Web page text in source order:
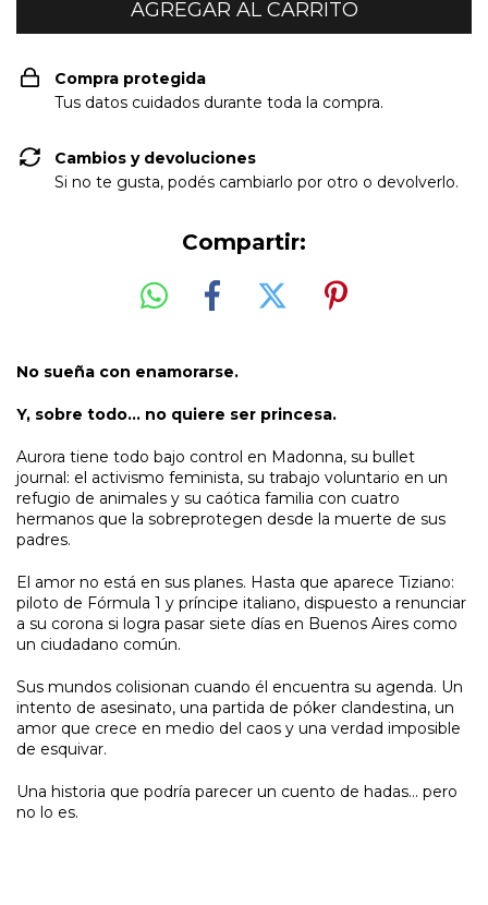
Compra protegida
Tus datos cuidados durante toda la compra.
Cambios y devoluciones
Si no te gusta, podés cambiarlo por otro o devolverlo.
Compartir:
No sueña con enamorarse.
Y, sobre todo… no quiere ser princesa.
Aurora tiene todo bajo control en Madonna, su bullet
journal: el activismo feminista, su trabajo voluntario en un
refugio de animales y su caótica familia con cuatro
hermanos que la sobreprotegen desde la muerte de sus
padres.
El amor no está en sus planes. Hasta que aparece Tiziano:
piloto de Fórmula 1 y príncipe italiano, dispuesto a renunciar
a su corona si logra pasar siete días en Buenos Aires como
un ciudadano común.
Sus mundos colisionan cuando él encuentra su agenda. Un
intento de asesinato, una partida de póker clandestina, un
amor que crece en medio del caos y una verdad imposible
de esquivar.
Una historia que podría parecer un cuento de hadas… pero
no lo es.